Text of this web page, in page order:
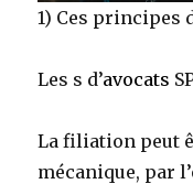
1) Ces principes
Les s d’avocats
La filiation peut
mécanique, par